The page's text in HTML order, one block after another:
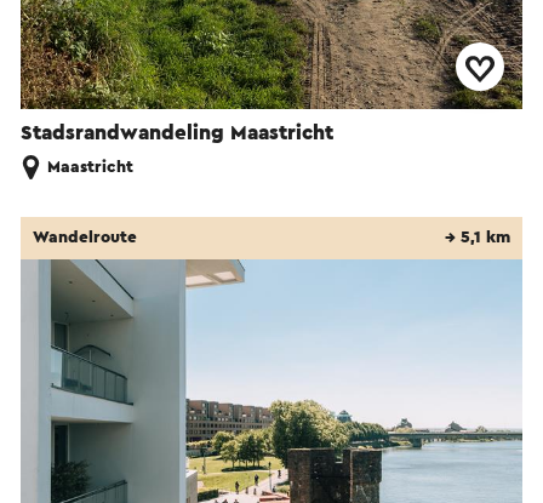
Stadsrandwandeling Maastricht
Maastricht
Wandelroute → 5,1 km